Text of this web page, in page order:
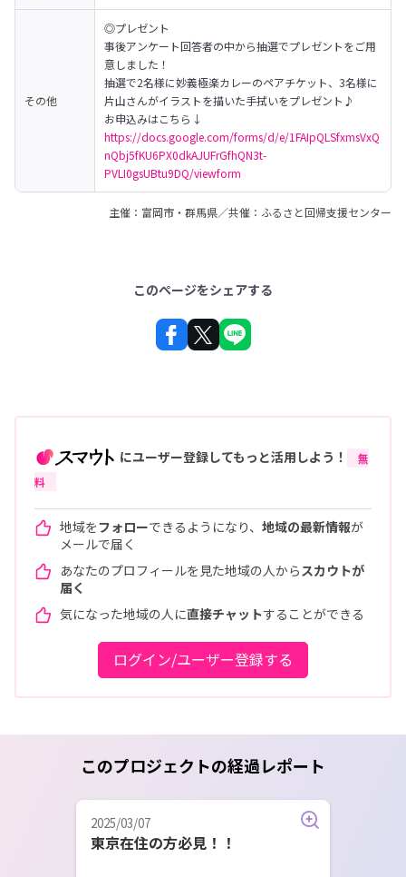
その他
◎プレゼント
事後アンケート回答者の中から抽選でプレゼントをご用
意しました！
抽選で2名様に妙義極楽カレーのペアチケット、3名様に
片山さんがイラストを描いた手拭いをプレゼント♪
https://docs.google.com/forms/d/e/1FAIpQLSfxmsVxQ
nQbj5fKU6PX0dkAJUFrGfhQN3t-
PVLI0gsUBtu9DQ/viewform
主催：富岡市・群馬県／共催：ふるさと回帰支援センター
このページをシェアする
にユーザー登録してもっと活用しよう！
無
料
地域をフォローできるようになり、 地域の最新情報が
メールで届く
あなたのプロフィールを見た地域の人から スカウトが
届く
気になった地域の人に直接チャットすることができる
ログイン/ユーザー登録する
このプロジェクトの経過レポート
2025/03/07
東京在住の方必見！！